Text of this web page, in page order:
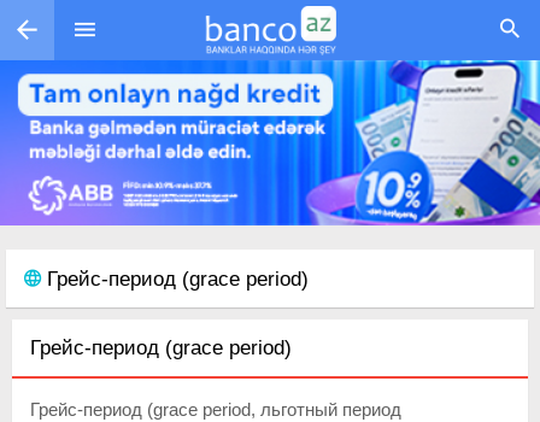
Перейти к основному содержанию
Грейс-период (grace period)
Грейс-период (grace period)
Грейс-период (grace period, льготный период